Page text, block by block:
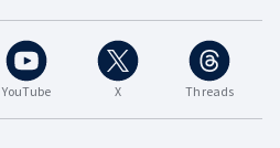
YouTube X Threads